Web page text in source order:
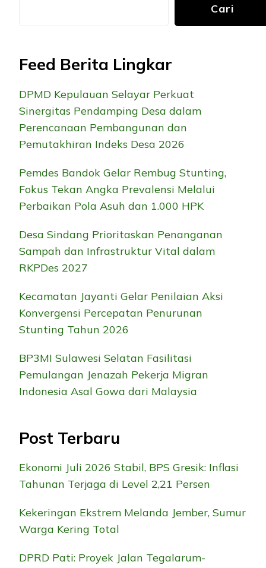
Cari
Feed Berita Lingkar
DPMD Kepulauan Selayar Perkuat
Sinergitas Pendamping Desa dalam
Perencanaan Pembangunan dan
Pemutakhiran Indeks Desa 2026
Pemdes Bandok Gelar Rembug Stunting,
Fokus Tekan Angka Prevalensi Melalui
Perbaikan Pola Asuh dan 1.000 HPK
Desa Sindang Prioritaskan Penanganan
Sampah dan Infrastruktur Vital dalam
RKPDes 2027
Kecamatan Jayanti Gelar Penilaian Aksi
Konvergensi Percepatan Penurunan
Stunting Tahun 2026
BP3MI Sulawesi Selatan Fasilitasi
Pemulangan Jenazah Pekerja Migran
Indonesia Asal Gowa dari Malaysia
Post Terbaru
Ekonomi Juli 2026 Stabil, BPS Gresik: Inflasi
Tahunan Terjaga di Level 2,21 Persen
Kekeringan Ekstrem Melanda Jember, Sumur
Warga Kering Total
DPRD Pati: Proyek Jalan Tegalarum-